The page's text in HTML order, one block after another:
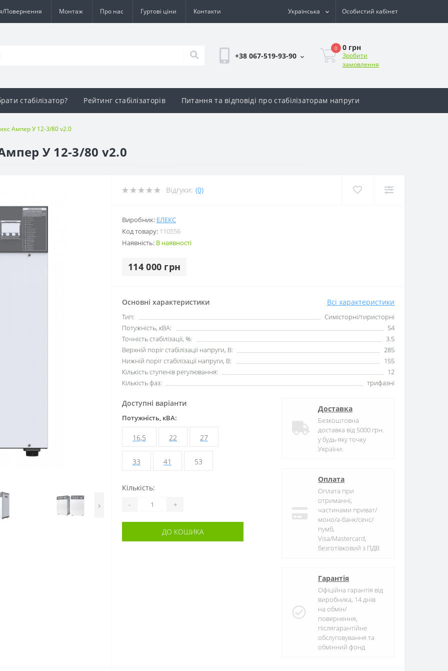
Повернення Монтаж Про нас Гуртові ціни Контакти Українська Особистий кабінет
+38 067-519-93-90
0 0 грн
Зробити
замовлення
стабілізатор? Рейтинг стабілізаторів Питання та відповіді про стабілізаторам напруги
Ампер У 12-3/80 v2.0
У 12-3/80 v2.0
›
Відгуки: (0)
Виробник: ЕЛЕКС
Код товару: 110556
Наявність: В наявності
114 000 грн
Основні характеристики Всі характеристики
Тип:
Симісторні/тиристорні
Потужність, кВА:
54
Точність стабілізації, %:
3.5
Верхній поріг стабілізації напруги, В:
285
Нижній поріг стабілізації напруги, В:
155
Кількість ступенів регулювання:
12
Кількість фаз:
трифазні
Доступні варіанти
Потужність, кВА:
16,5 22 27
33 41 53
Кількість:
- +
ДО КОШИКА
Доставка
Безкоштовна
доставка від 5000 грн.
у будь-яку точку
України.
Оплата
Оплата при
отриманні,
частинами приват/
моно/а-банк/сенс/
пумб,
Visa/Mastercard,
безготівковий з ПДВ
Гарантія
Офіційна гарантія від
виробника, 14 днів
на обмін/
повернення,
післягарантійне
обслуговування та
обмінний фонд